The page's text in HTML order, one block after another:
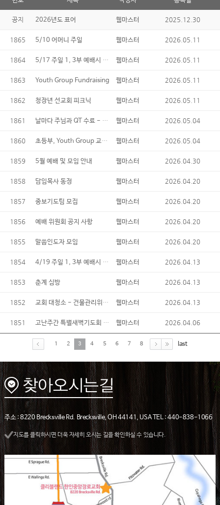
공지 2026년도 표어 웹마스터 2025.12.30
1865 5/10 어머니 주일 웹마스터 2026.05.11
1864 5/17 주일 1, 3부 예배시 성찬식 웹마스터 2026.05.11
1863 Youth Group Fundraising 웹마스터 2026.05.11
1862 청장년 선교회 피크닉 웹마스터 2026.05.11
1861 날마다 주님과 QT 수료 - 교육위원회 웹마스터 2026.05.04
1860 초등부, Youth Group 교사모집 - 교육위원회 웹마스터 2026.05.04
1859 5월 예배 및 모임 안내 웹마스터 2026.04.30
1858 담임목사 동정 웹마스터 2026.04.20
1857 중보기도팀 모집 웹마스터 2026.04.20
1856 예배 위원회 공지 사항 웹마스터 2026.04.20
1855 말씀인도자 모임 웹마스터 2026.04.20
1854 4/19 주일 1, 3부 예배시 성찬식 웹마스터 2026.04.13
1853 춘계 심방 웹마스터 2026.04.13
1852 교회 대청소 - 건물관리위원회 웹마스터 2026.04.13
1851 고난주간 특별새벽기도회 동영상 유튜브 게시 웹마스터 2026.04.06
1 2 3 4 5 6 7 8 last
주소 : 8220 Brecksville Rd. Brecksville, OH 44141, USA TEL : 440-838-1066
지도를 클릭하시면 더욱 자세히 오시는 길을 확인하실 수 있습니다.